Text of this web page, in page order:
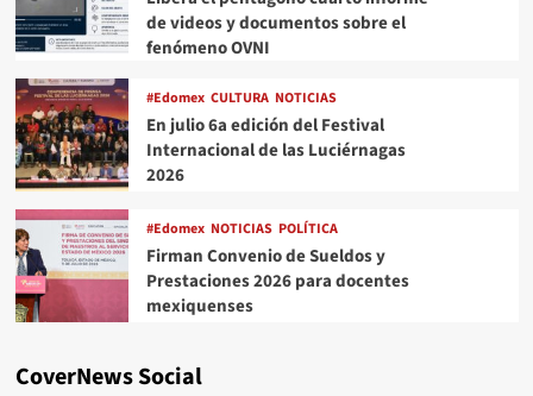
de videos y documentos sobre el
fenómeno OVNI
#Edomex CULTURA NOTICIAS
En julio 6a edición del Festival
Internacional de las Luciérnagas
2026
#Edomex NOTICIAS POLÍTICA
Firman Convenio de Sueldos y
Prestaciones 2026 para docentes
mexiquenses
CoverNews Social